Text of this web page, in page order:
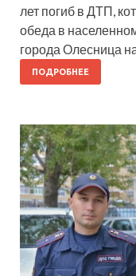
лет погиб в ДТП,
обеда в
города Олесница
ПОДРОБНЕЕ